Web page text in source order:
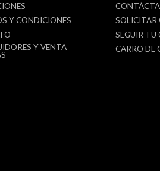
Y CONDICIONES
Y VENTA
SOLICITAR
SEGUIR TU
CARRO DE